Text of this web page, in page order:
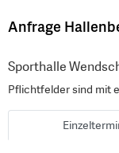
Anfrage
Sporthalle
Pflichtfelder sind mit